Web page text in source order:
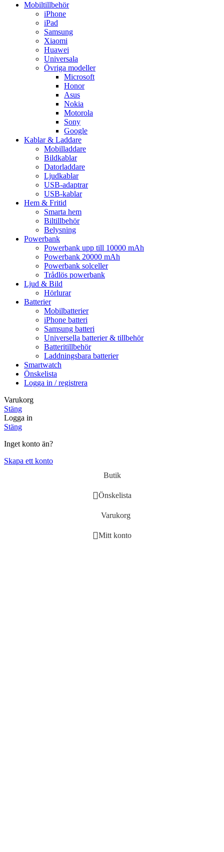
Mobiltillbehör
iPhone
iPad
Samsung
Xiaomi
Huawei
Universala
Övriga modeller
Microsoft
Honor
Asus
Nokia
Motorola
Sony
Google
Kablar & Laddare
Mobilladdare
Bildkablar
Datorladdare
Ljudkablar
USB-adaptrar
USB-kablar
Hem & Fritid
Smarta hem
Biltillbehör
Belysning
Powerbank
Powerbank upp till 10000 mAh
Powerbank 20000 mAh
Powerbank solceller
Trådlös powerbank
Ljud & Bild
Hörlurar
Batterier
Mobilbatterier
iPhone batteri
Samsung batteri
Universella batterier & tillbehör
Batteritillbehör
Laddningsbara batterier
Smartwatch
Önskelista
Logga in / registrera
Varukorg
Stäng
Logga in
Stäng
Inget konto än?
Skapa ett konto
Butik
Önskelista
Varukorg
Mitt konto